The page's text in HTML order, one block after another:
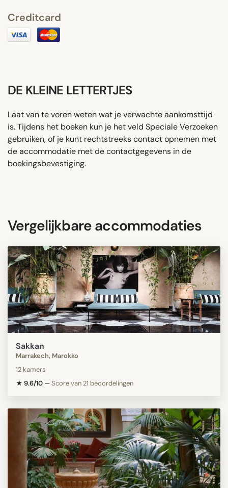
Creditcard
DE KLEINE LETTERTJES
Laat van te voren weten wat je verwachte aankomsttijd
is. Tijdens het boeken kun je het veld Speciale Verzoeken
gebruiken, of je kunt rechtstreeks contact opnemen met
de accommodatie met de contactgegevens in de
boekingsbevestiging.
Vergelijkbare accommodaties
Sakkan
Marrakech, Marokko
12 kamers
★ 9.6/10 —Score van 21 beoordelingen